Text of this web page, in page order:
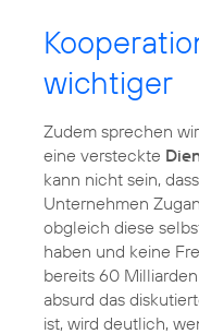
wichtiger
Zudem sprechen
eine versteckte
kann nicht sein,
Unternehmen
obgleich diese
haben und keine
bereits 60
absurd das
ist, wird deutlich,